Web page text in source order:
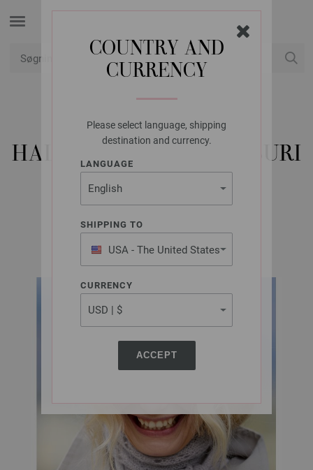
COUNTRY AND
CURRENCY
Please select language, shipping
destination and currency.
LANGUAGE
SHIPPING TO
USA - The United States
of America
CURRENCY
ACCEPT
LANA GROSSA
HALSTØRKLÆDE SETASURI
PEARLS
Tücher & Co. No. 10 | Model 20